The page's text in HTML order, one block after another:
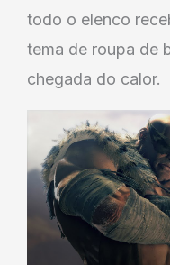
todo o elenco
tema de roupa de
chegada do calor.